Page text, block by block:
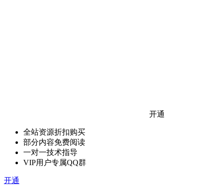
开通
全站资源折扣购买
部分内容免费阅读
一对一技术指导
VIP用户专属QQ群
开通